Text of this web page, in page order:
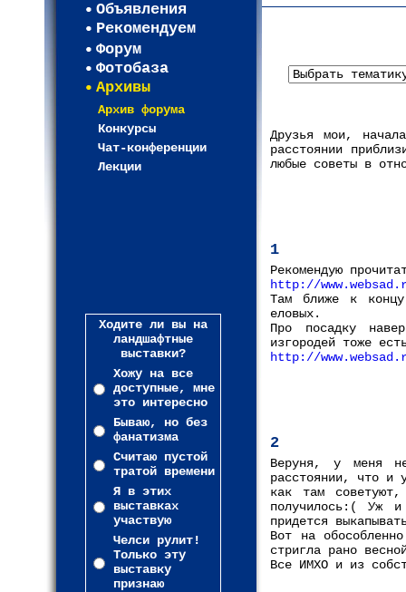
Объявления
Рекомендуем
Форум
Фотобаза
Архивы
Архив форума
Конкурсы
Чат-конференции
Лекции
Ходите ли вы на
ландшафтные
выставки?
Хожу на все
доступные, мне
это интересно
Бываю, но без
фанатизма
Считаю пустой
тратой времени
Я в этих
выставках
участвую
Челси рулит!
Только эту
выставку
признаю
Друзья мои,
расстоянии
любые советы в
1
Рекомендую
http://
Там ближе к
еловых.
Про посадку
изгородей тоже
http://
2
Веруня, у меня
расстоянии, что и
как там
получилось:( Уж
придется
Вот на
стригла рано
Все ИМХО и из